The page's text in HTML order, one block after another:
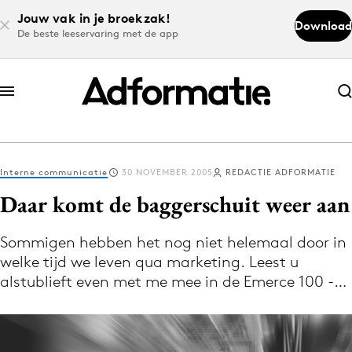
Jouw vak in je broekzak!
De beste leeservaring met de app
Download
Abonneer nu
Abonneer nu
Log in
Download de app
Volg het laatste nieuws via de Adformatie
Nieuws app
Interne communicatie 30 NOVEMBER 2005 REDACTIE ADFORMATIE
Daar komt de baggerschuit weer aan
Sommigen hebben het nog niet helemaal door in
welke tijd we leven qua marketing. Leest u
alstublieft even met me mee in de Emerce 100 -…